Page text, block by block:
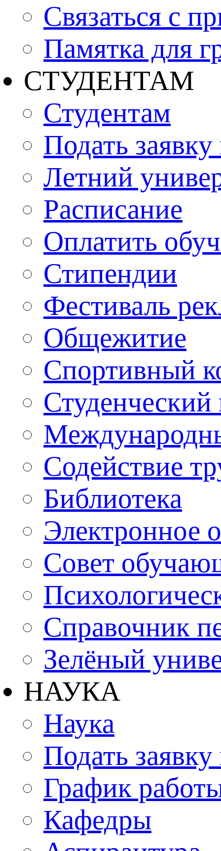
Связаться с
Памятка для
СТУДЕНТАМ
Студентам
Подать
Летний
Расписание
Оплатить
Стипендии
Фестиваль
Общежитие
Спортивный
Студенческий
Содействие
Библиотека
Электронное
Совет
Справочник
Зелёный
НАУКА
Наука
Подать
График
Кафедры